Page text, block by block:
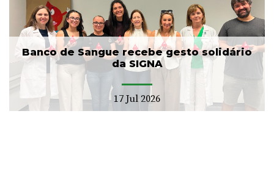
Banco de Sangue recebe gesto solidário
da SIGNA
17 Jul 2026